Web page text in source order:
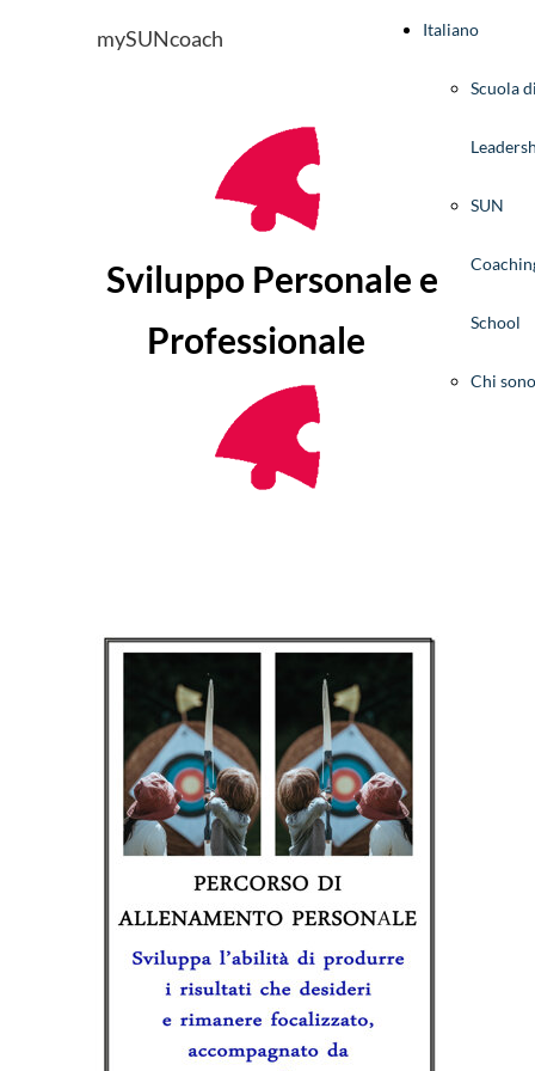
mySUNcoach Italiano
Scuola
SUN
School
Chi sono
Sviluppo Personale e
Professionale